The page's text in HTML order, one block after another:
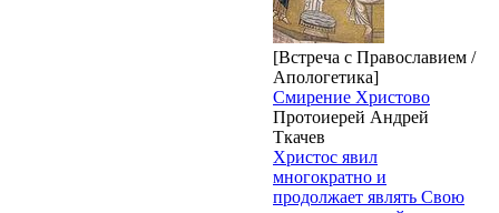
[Встреча с Православием /
Апологетика]
Смирение Христово
Протоиерей Андрей
Ткачев
Христос явил
многократно и
продолжает являть Свою